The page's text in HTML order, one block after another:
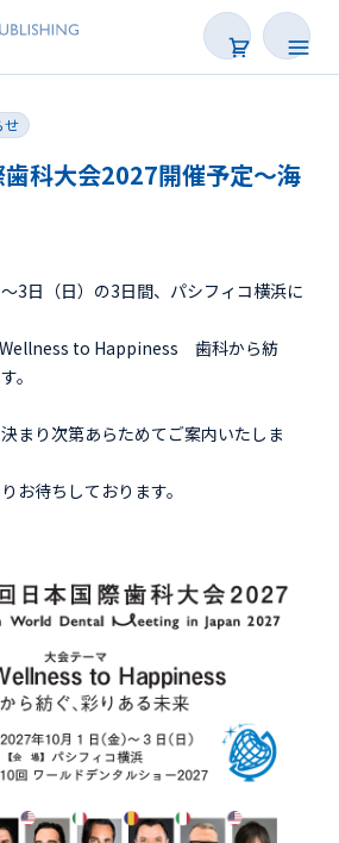
せ
科大会2027開催予定～海
3日（日）の3日間、パシフィコ横浜に
to Happiness 歯科から紡
。
まり次第あらためてご案内いたしま
お待ちしております。